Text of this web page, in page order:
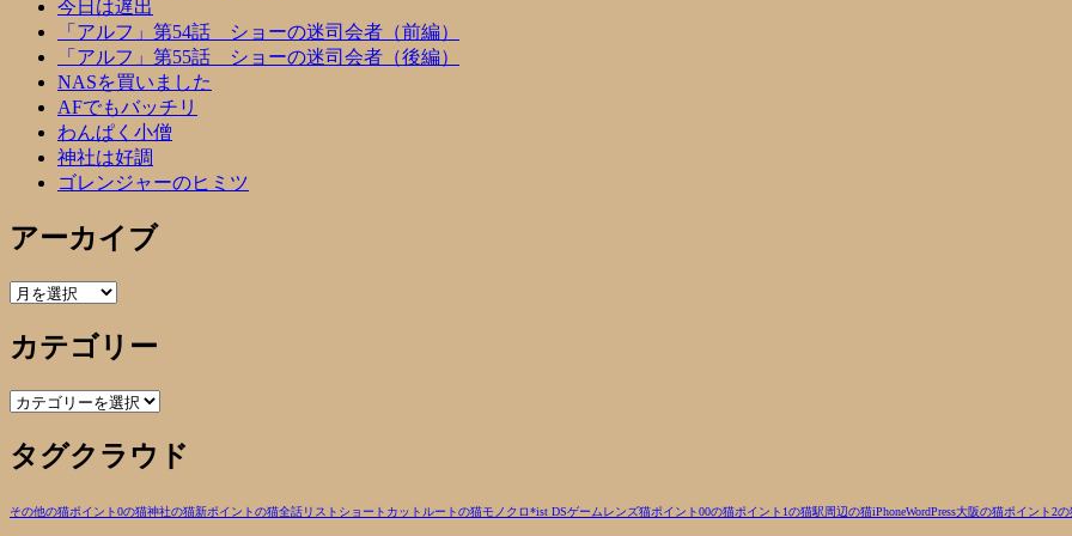
今日は遅出
「アルフ」第54話 ショーの迷司会者（前編）
「アルフ」第55話 ショーの迷司会者（後編）
NASを買いました
AFでもバッチリ
わんぱく小僧
神社は好調
ゴレンジャーのヒミツ
アーカイブ
ア
カ
イ
ブ
カテゴリー
カ
ゴ
リ
タグクラウド
その他の猫ポイント0の猫神社の猫新ポイントの猫全話リスト ショートカットルートの猫モノクロ*ist DSゲームレンズ猫ポイント00の猫ポイント1の猫駅周辺の猫iPhoneWordPress大阪の猫ポイント2の